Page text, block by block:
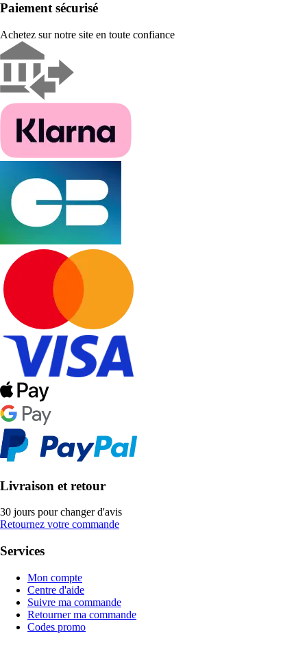
Paiement sécurisé
Achetez sur notre site en toute confiance
Livraison et retour
30 jours pour changer d'avis
Retournez votre commande
Services
Mon compte
Centre d'aide
Suivre ma commande
Retourner ma commande
Codes promo